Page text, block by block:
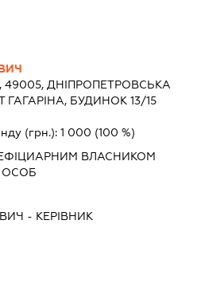
49005, ДНІПРОПЕТРОВСЬКА
БУДИНОК 13/15
(грн.): 1 000 (100 %)
ВЛАСНИКОМ
ОСОБ
- КЕРІВНИК